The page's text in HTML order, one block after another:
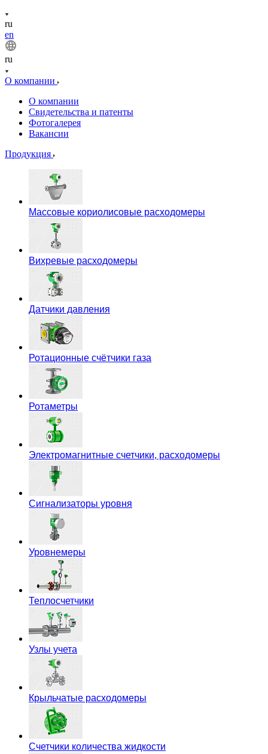
ru
en
ru
О компании
О компании
Свидетельства и патенты
Фотогалерея
Вакансии
Продукция
Массовые кориолисовые расходомеры
Вихревые расходомеры
Датчики давления
Ротационные счётчики газа
Ротаметры
Электромагнитные счетчики, расходомеры
Сигнализаторы уровня
Уровнемеры
Теплосчетчики
Узлы учета
Крыльчатые расходомеры
Счетчики количества жидкости